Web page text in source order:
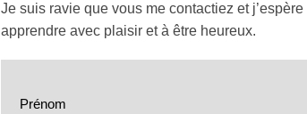
Je suis ravie que vous me contactiez et
apprendre avec plaisir et à être heureux.
Prénom